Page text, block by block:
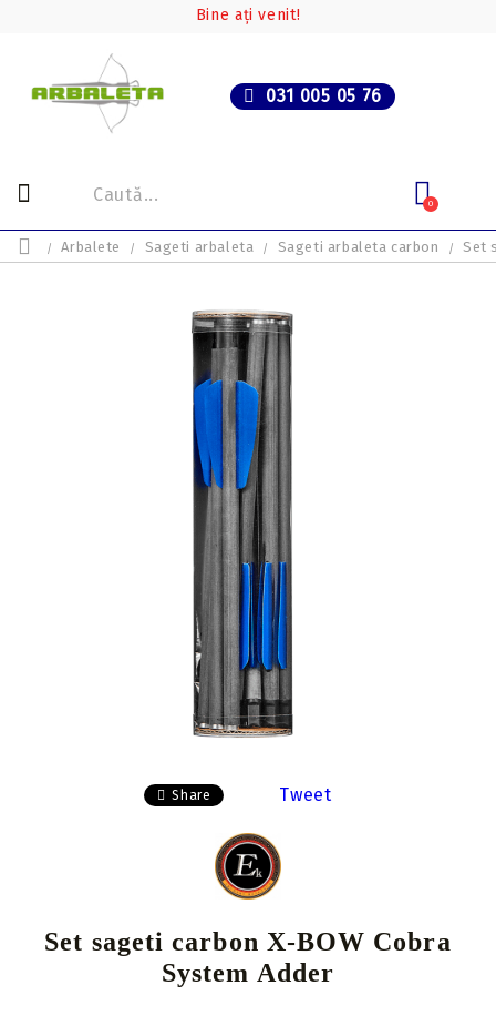
Bine ați venit!
031 005 05 76
0
Arbalete Sageti arbaleta Sageti arbaleta carbon Set
Share Tweet
Set sageti carbon X-BOW Cobra
System Adder